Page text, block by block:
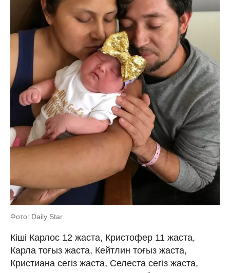
Фото: Daily Star
Кіші Карлос 12 жаста, Кристофер 11 жаста,
Карла тоғыз жаста, Кейтлин тоғыз жаста,
Кристиана сегіз жаста, Селеста сегіз жаста,